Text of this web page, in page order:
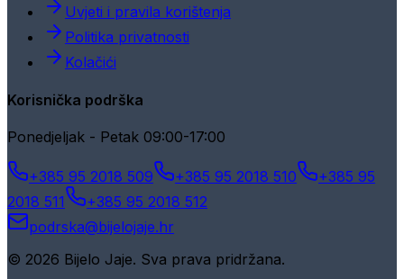
Uvjeti i pravila korištenja
Politika privatnosti
Kolačići
Korisnička podrška
Ponedjeljak - Petak 09:00-17:00
+385 95 2018 509 +385 95 2018 510
+385 95
2018 511
+385 95 2018 512
podrska@bijelojaje.hr
© 2026 Bijelo Jaje. Sva prava pridržana.